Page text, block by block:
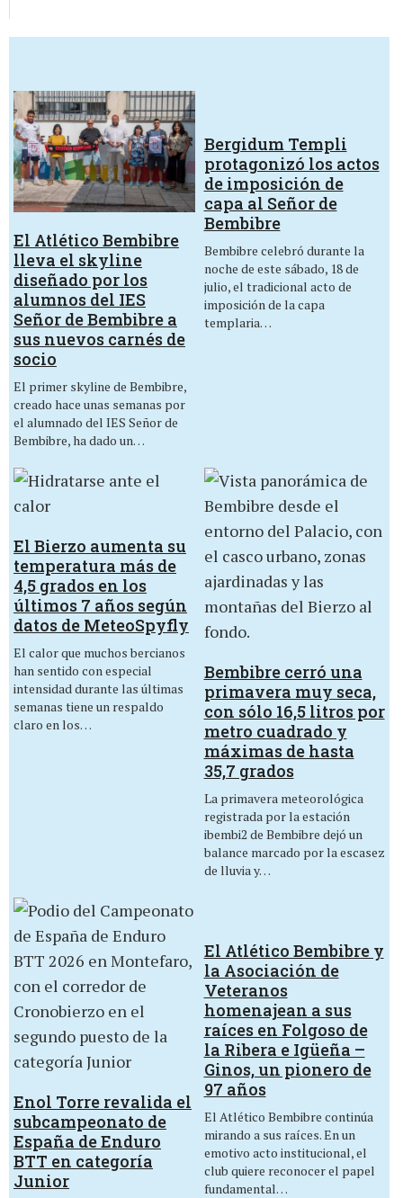
El Atlético Bembibre
lleva el skyline
diseñado por los
alumnos del IES
Señor de Bembibre a
sus nuevos carnés de
socio
El primer skyline de Bembibre,
creado hace unas semanas por
el alumnado del IES Señor de
Bembibre, ha dado un…
Bergidum Templi
protagonizó los actos
de imposición de
capa al Señor de
Bembibre
Bembibre celebró durante la
noche de este sábado, 18 de
julio, el tradicional acto de
imposición de la capa
templaria…
El Bierzo aumenta su
temperatura más de
4,5 grados en los
últimos 7 años según
datos de MeteoSpyfly
El calor que muchos bercianos
han sentido con especial
intensidad durante las últimas
semanas tiene un respaldo
claro en los…
Bembibre cerró una
primavera muy seca,
con sólo 16,5 litros por
metro cuadrado y
máximas de hasta
35,7 grados
La primavera meteorológica
registrada por la estación
ibembi2 de Bembibre dejó un
balance marcado por la escasez
de lluvia y…
Enol Torre revalida el
subcampeonato de
España de Enduro
BTT en categoría
Junior
El Atlético Bembibre y
la Asociación de
Veteranos
homenajean a sus
raíces en Folgoso de
la Ribera e Igüeña –
Ginos, un pionero de
97 años
El Atlético Bembibre continúa
mirando a sus raíces. En un
emotivo acto institucional, el
club quiere reconocer el papel
fundamental…